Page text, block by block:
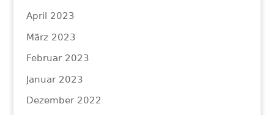
April 2023
März 2023
Februar 2023
Januar 2023
Dezember 2022